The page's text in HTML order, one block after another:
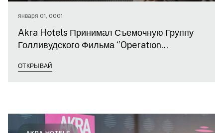
января 01, 0001
Akra Hotels Принимал Съемочную Группу
Голливудского Фильма ‘’Operatıon
ОТКРЫВАЙ